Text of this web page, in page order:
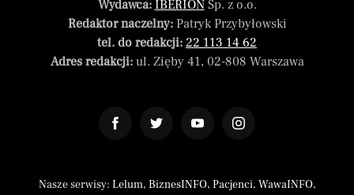
Wydawca: IBERIONSp. z o.o.
Redaktor naczelny:Patryk Przybyłowski
tel. do redakcji: 22 113 14 62
Adres redakcji:ul. Zięby 41, 02-808 Warszawa
Nasze serwisy: Lelum, BiznesINFO, Pacjenci, WawaINFO,